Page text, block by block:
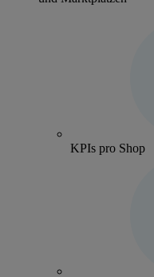
KPIs pro Shop